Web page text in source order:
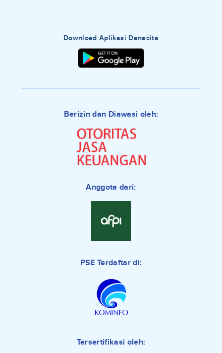
Download Aplikasi Danacita
Berizin dan Diawasi oleh:
Anggota dari:
PSE Terdaftar di:
Tersertifikasi oleh: